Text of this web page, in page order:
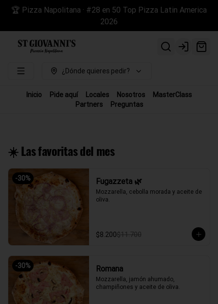
🏆 Pizza Napolitana · #28 en 50 Top Pizza Latin America
2026
Login
¿Dónde quieres pedir?
Inicio Pide aquí Locales Nosotros
MasterClass
Partners
Preguntas
☀️ Las favoritas del mes
-30% Fugazzeta 🌿
Mozzarella, cebolla morada y aceite de
oliva.
$8.200$11.700
-30% Romana
Mozzarella, jamón ahumado,
champiñones y aceite de oliva.